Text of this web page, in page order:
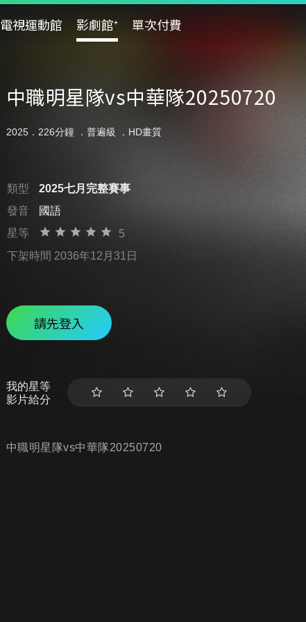
電視運動館 影劇館⁺ 單次付費
中職明星隊vs中華隊20250720
2025．226分鐘 ． 普遍級 ．HD畫質
類型
2025七月完整賽事
發音
國語
星等
5
下架時間 2036年12月31日
請先登入
我的星等
影片給分
中職明星隊vs中華隊20250720